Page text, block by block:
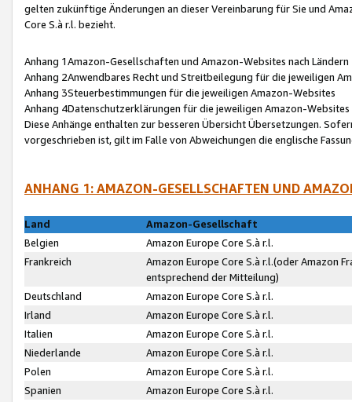
gelten zukünftige Änderungen an dieser Vereinbarung für Sie und
Core S.à r.l. bezieht.
Anhang 1Amazon-Gesellschaften und Amazon-Websites nach Ländern
Anhang 2Anwendbares Recht und Streitbeilegung für die jeweiligen
Anhang 3Steuerbestimmungen für die jeweiligen Amazon-Websites
Anhang 4Datenschutzerklärungen für die jeweiligen Amazon-Websites
Diese Anhänge enthalten zur besseren Übersicht Übersetzungen.
vorgeschrieben ist, gilt im Falle von Abweichungen die englische
ANHANG 1: AMAZON-GESELLSCHAFTEN UND
Land
Amazon-Gesellschaft
Belgien
Amazon Europe Core S.à r.l.
Frankreich
Amazon Europe Core S.à r.l.(oder Amazon
entsprechend der Mitteilung)
Deutschland
Amazon Europe Core S.à r.l.
Irland
Amazon Europe Core S.à r.l.
Italien
Amazon Europe Core S.à r.l.
Niederlande
Amazon Europe Core S.à r.l.
Polen
Amazon Europe Core S.à r.l.
Spanien
Amazon Europe Core S.à r.l.